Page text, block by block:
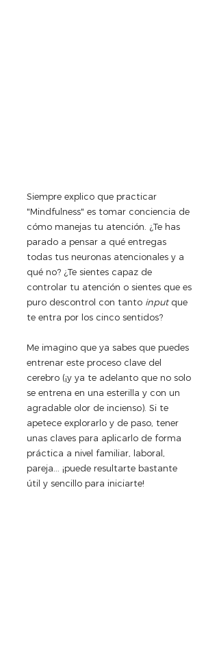
Siempre explico que practicar
"Mindfulness" es tomar conciencia de
cómo manejas tu atención. ¿Te has
parado a pensar a qué entregas
todas tus neuronas atencionales y a
qué no? ¿Te sientes capaz de
controlar tu atención o sientes que es
puro descontrol con tanto input que
te entra por los cinco sentidos?
Me imagino que ya sabes que puedes
entrenar este proceso clave del
cerebro (¡y ya te adelanto que no solo
se entrena en una esterilla y con un
agradable olor de incienso). Si te
apetece explorarlo y de paso, tener
unas claves para aplicarlo de forma
práctica a nivel familiar, laboral,
pareja... ¡puede resultarte bastante
útil y sencillo para iniciarte!